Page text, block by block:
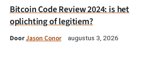
Bitcoin Code Review 2024: is het
oplichting of legitiem?
DoorJason Conor augustus 3, 2026